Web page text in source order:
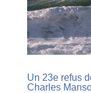
Un 23e refus
Charles